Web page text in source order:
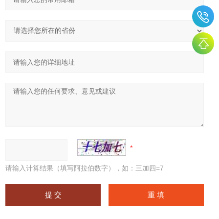
请输入计算结果（填写阿拉伯数字），如：三加四=7